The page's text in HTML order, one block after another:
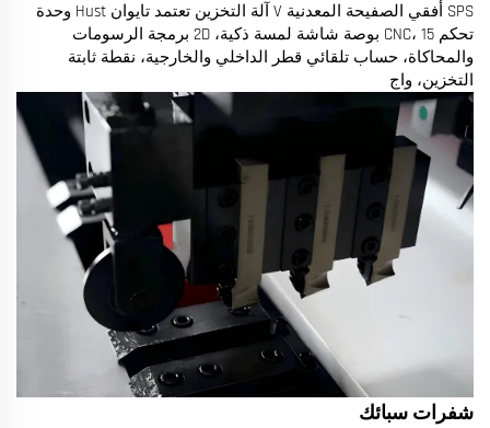
SPS أفقي الصفيحة المعدنية V آلة التخزين تعتمد تايوان Hust وحدة
تحكم CNC، 15 بوصة شاشة لمسة ذكية، 2D برمجة الرسومات
والمحاكاة، حساب تلقائي قطر الداخلي والخارجية، نقطة ثابتة
التخزين، واج
شفرات سبائك